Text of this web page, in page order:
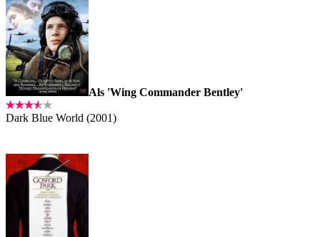
Als 'Wing Commander Bentley'
Dark Blue World (2001)